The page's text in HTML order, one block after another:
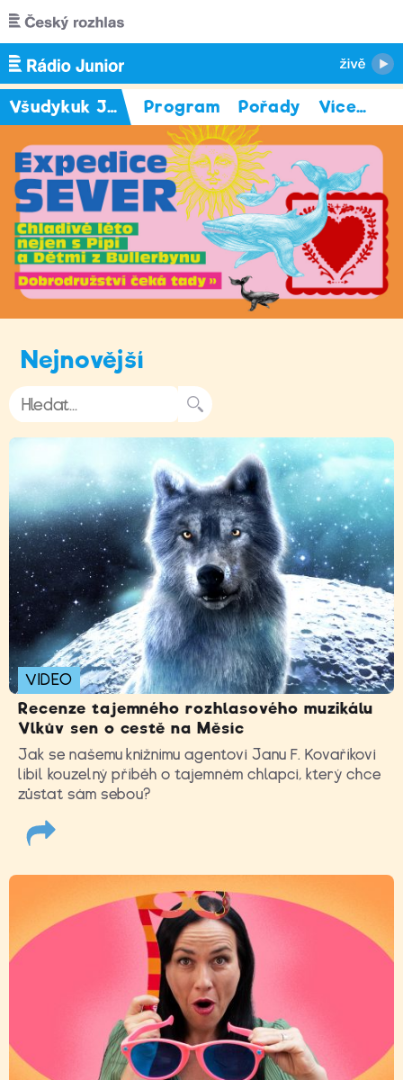
Přejít k hlavnímu obsahu
Všudykuk Jany Rychterové Program Pořady Více…
Nejnovější
VIDEO
Recenze tajemného rozhlasového muzikálu
Vlkův sen o cestě na Měsíc
Jak se našemu knižnímu agentovi Janu F. Kovaříkovi
líbil kouzelný příběh o tajemném chlapci, který chce
zůstat sám sebou?